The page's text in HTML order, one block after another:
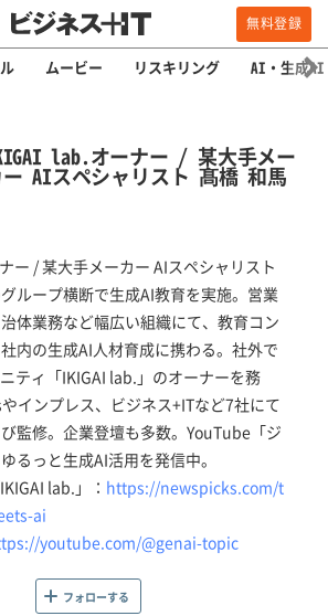
無料登録
ムービー リスキリング AI・生成AI
lab.オーナー / 某大手メー
AIスペシャリスト 髙橋 和馬
ー / 某大手メーカー AIスペシャリスト
ループ横断で生成AI教育を実施。営業
体業務など幅広い組織にて、教育コン
内の生成AI人材育成に携わる。社外で
ティ「IKIGAI lab.」のオーナーを務
インプレス、ビジネス+ITなど7社にて
監修。企業登壇も多数。YouTube「ジ
るっと生成AI活用を発信中。
lab.」： https://newspicks.com/t
ai
youtube.com/@genai-topic
フォローする